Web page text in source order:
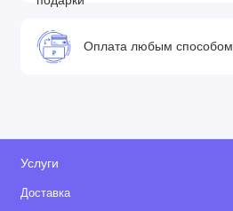
Оплата любым способом
Услуги
Доставка